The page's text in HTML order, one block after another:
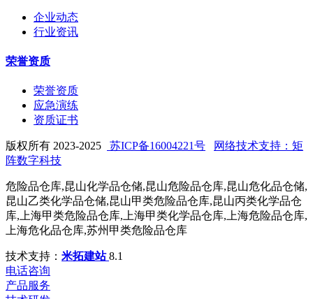
企业动态
行业资讯
荣誉资质
荣誉资质
应急演练
资质证书
版权所有 2023-2025 苏ICP备16004221号
网络技术支持：矩
阵数字科技
危险品仓库,昆山化学品仓储,昆山危险品仓库,昆山危化品仓储,
昆山乙类化学品仓储,昆山甲类危险品仓库,昆山丙类化学品仓
库,上海甲类危险品仓库,上海甲类化学品仓库,上海危险品仓库,
上海危化品仓库,苏州甲类危险品仓库
技术支持： 米拓建站8.1
电话咨询
产品服务